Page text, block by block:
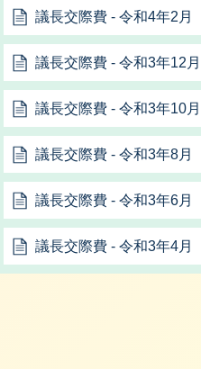
議長交際費 ‐ 令和4年2月
議長交際費 ‐ 令和3年12月
議長交際費 ‐ 令和3年10月
議長交際費 ‐ 令和3年8月
議長交際費 ‐ 令和3年6月
議長交際費 ‐ 令和3年4月